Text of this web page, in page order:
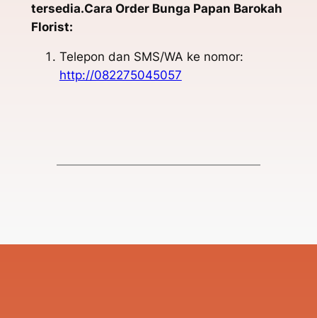
tersedia.Cara Order Bunga Papan Barokah
Florist:
Telepon dan SMS/WA ke nomor:
http://082275045057